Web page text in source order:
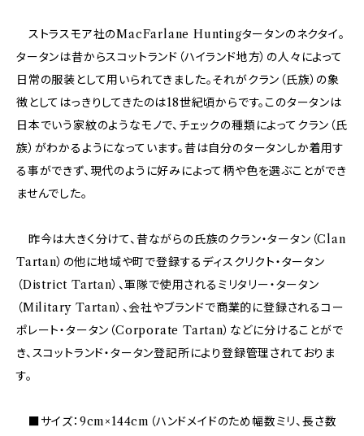
ストラスモア社のMacFarlane Huntingタータンのネクタイ。
タータンは昔からスコットランド（ハイランド地方）の人々によって
日常の服装として用いられてきました。それがクラン（氏族）の象
徴としてはっきりしてきたのは18世紀頃からです。このタータンは
日本でいう家紋のようなモノで、チェックの種類によってクラン（氏
族）がわかるようになっています。昔は自分のタータンしか着用す
る事ができず、現代のように好みによって柄や色を選ぶことができ
ませんでした。
昨今は大きく分けて、昔ながらの氏族のクラン・タータン（Clan
Tartan）の他に地域や町で登録するディスクリクト・タータン
（District Tartan）、軍隊で使用されるミリタリー・タータン
（Military Tartan）、会社やブランドで商業的に登録されるコー
ポレート・タータン（Corporate Tartan）などに分けることがで
き、スコットランド・タータン登記所により登録管理されておりま
す。
■サイズ：9cm×144cm（ハンドメイドのため幅数ミリ、長さ数